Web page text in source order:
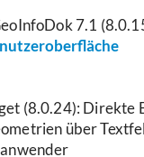
7.1
(8.0.24): Direkte
über